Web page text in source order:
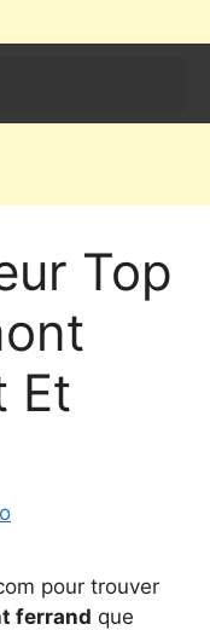
Top
Et
pour trouver
ferrand que